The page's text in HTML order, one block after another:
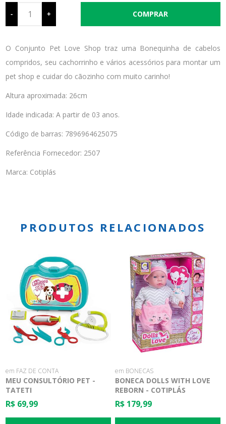
- +
O Conjunto Pet Love Shop traz uma Bonequinha de cabelos
compridos, seu cachorrinho e vários acessórios para montar um
pet shop e cuidar do cãozinho com muito carinho!
Altura aproximada: 26cm
Idade indicada: A partir de 03 anos.
Código de barras: 7896964625075
Referência Fornecedor: 2507
Marca: Cotiplás
PRODUTOS RELACIONADOS
em FAZ DE CONTA
MEU CONSULTÓRIO PET -
TATETI
R$ 69,99
em BONECAS
BONECA DOLLS WITH LOVE
REBORN - COTIPLÁS
R$ 179,99